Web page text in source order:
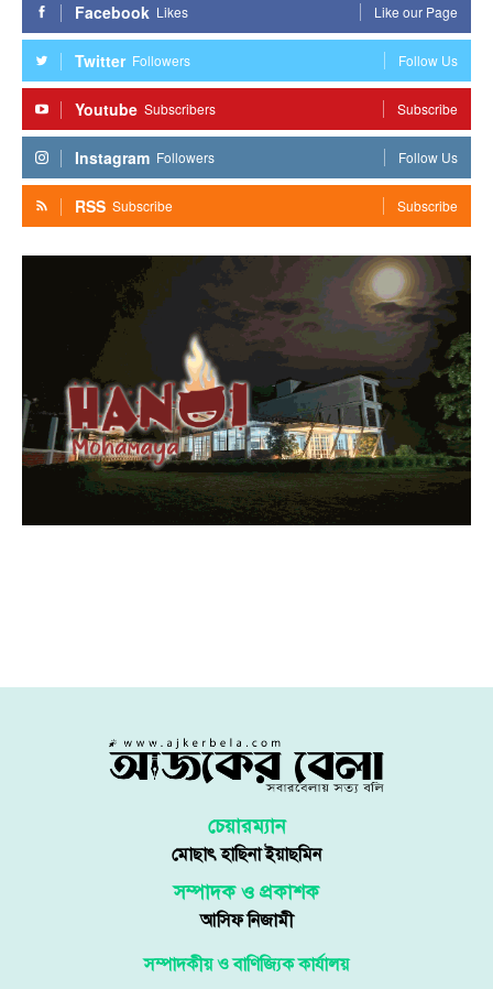
Facebook Likes Like our Page
Twitter Followers Follow Us
Youtube Subscribers Subscribe
Instagram Followers Follow Us
RSS Subscribe Subscribe
চেয়ারম্যান
মোছাৎ হাছিনা ইয়াছমিন
সম্পাদক ও প্রকাশক
আসিফ নিজামী
সম্পাদকীয় ও বাণিজ্যিক কার্যালয়